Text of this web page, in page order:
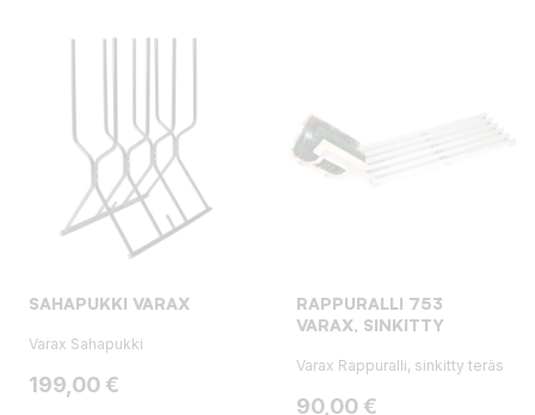
SAHAPUKKI VARAX
Varax Sahapukki
Hinta
199,00 €
RAPPURALLI 753
VARAX, SINKITTY
Varax Rappuralli, sinkitty teräs
Hinta
90,00 €